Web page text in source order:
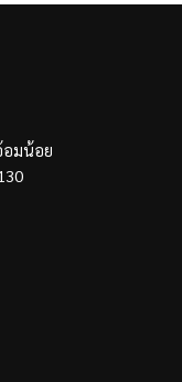
อมน้อย